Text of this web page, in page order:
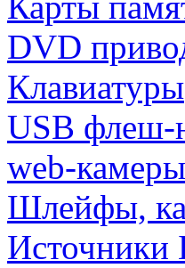
DVD
Клавиатуры
USB флеш-
web-камеры
Шлейфы,
Источники